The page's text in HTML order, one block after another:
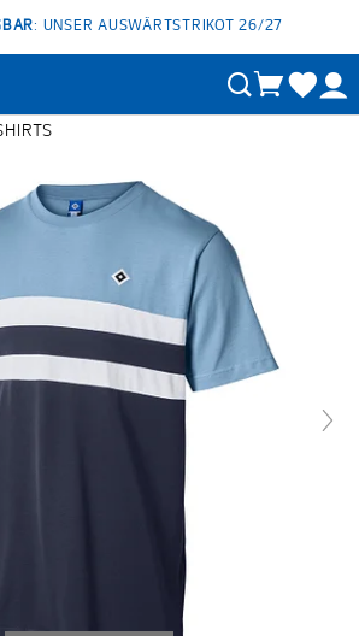
: UNSER AUSWÄRTSTRIKOT 26/27